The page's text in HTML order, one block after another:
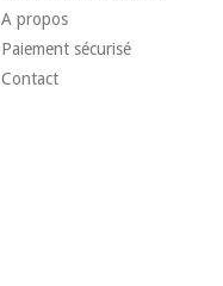
A propos
Paiement sécurisé
Contact